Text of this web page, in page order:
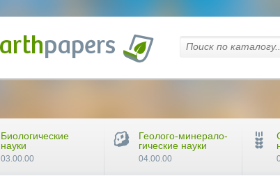
Биологические
науки
03.00.00
Геолого-минерало-
гические науки
04.00.00